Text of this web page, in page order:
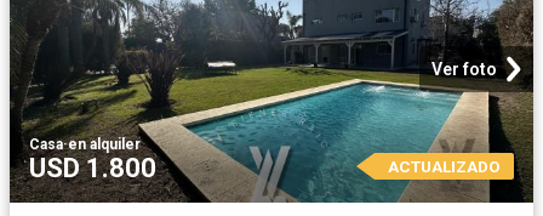
Ver foto
Casa·en alquiler
USD 1.800 ACTUALIZADO